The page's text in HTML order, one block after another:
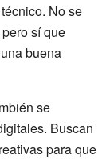
No se
sí que
buena
se
Buscan
para que